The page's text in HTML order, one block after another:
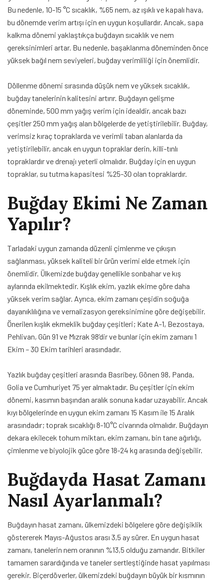
Bu nedenle, 10-15 °C sıcaklık, %65 nem, az ışıklı ve kapalı hava,
bu dönemde verim artışı için en uygun koşullardır. Ancak, sapa
kalkma dönemi yaklaştıkça buğdayın sıcaklık ve nem
gereksinimleri artar. Bu nedenle, başaklanma döneminden önce
yüksek bağıl nem seviyeleri, buğday verimliliği için önemlidir.
Döllenme dönemi sırasında düşük nem ve yüksek sıcaklık,
buğday tanelerinin kalitesini artırır. Buğdayın gelişme
döneminde, 500 mm yağış verim için idealdir, ancak bazı
çeşitler 250 mm yağış alan bölgelerde de yetiştirilebilir. Buğday,
verimsiz kıraç topraklarda ve verimli taban alanlarda da
yetiştirilebilir, ancak en uygun topraklar derin, killi-tınlı
topraklardır ve drenajı yeterli olmalıdır. Buğday için en uygun
topraklar, su tutma kapasitesi %25-30 olan topraklardır.
Buğday Ekimi Ne Zaman
Yapılır?
Tarladaki uygun zamanda düzenli çimlenme ve çıkışın
sağlanması, yüksek kaliteli bir ürün verimi elde etmek için
önemlidir. Ülkemizde buğday genellikle sonbahar ve kış
aylarında ekilmektedir. Kışlık ekim, yazlık ekime göre daha
yüksek verim sağlar. Ayrıca, ekim zamanı çeşidin soğuğa
dayanıklılığına ve vernalizasyon gereksinimine göre değişebilir.
Önerilen kışlık ekmeklik buğday çeşitleri; Kate A-1, Bezostaya,
Pehlivan, Gün 91 ve Mızrak 98’dir ve bunlar için ekim zamanı 1
Ekim – 30 Ekim tarihleri arasındadır.
Yazlık buğday çeşitleri arasında Basribey, Gönen 98, Panda,
Golia ve Cumhuriyet 75 yer almaktadır. Bu çeşitler için ekim
dönemi, kasımın başından aralık sonuna kadar uzayabilir. Ancak
kıyı bölgelerinde en uygun ekim zamanı 15 Kasım ile 15 Aralık
arasındadır; toprak sıcaklığı 8-10°C civarında olmalıdır. Buğdayın
dekara ekilecek tohum miktarı, ekim zamanı, bin tane ağırlığı,
çimlenme ve biyolojik güce göre 18-24 kg arasında değişebilir.
Buğdayda Hasat Zamanı
Nasıl Ayarlanmalı?
Buğdayın hasat zamanı, ülkemizdeki bölgelere göre değişiklik
göstererek Mayıs-Ağustos arası 3,5 ay sürer. En uygun hasat
zamanı, tanelerin nem oranının %13,5 olduğu zamandır. Bitkiler
tamamen sarardığında ve taneler sertleştiğinde hasat yapılması
gerekir. Biçerdöverler, ülkemizdeki buğdayın büyük bir kısmının